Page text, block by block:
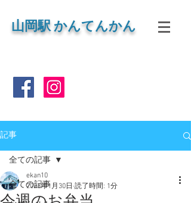
山岡駅 かんてんかん
記事
全ての記事
全ての記事
ekan10
2023年1月30日 読了時間: 1分